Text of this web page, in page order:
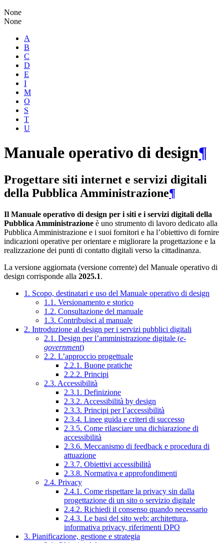
None
None
A
B
C
D
E
I
M
O
S
T
U
Manuale operativo di design¶
Progettare siti internet e servizi digitali
della Pubblica Amministrazione¶
Il Manuale operativo di design per i siti e i servizi digitali della
Pubblica Amministrazione è uno strumento di lavoro dedicato alla
Pubblica Amministrazione e i suoi fornitori e ha l’obiettivo di fornire
indicazioni operative per orientare e migliorare la progettazione e la
realizzazione dei punti di contatto digitali verso la cittadinanza.
La versione aggiornata (versione corrente) del Manuale operativo di
design corrisponde alla 2025.1.
1. Scopo, destinatari e uso del Manuale operativo di design
1.1. Versionamento e storico
1.2. Consultazione del manuale
1.3. Contribuisci al manuale
2. Introduzione al design per i servizi pubblici digitali
2.1. Design per l’amministrazione digitale (e-
government)
2.2. L’approccio progettuale
2.2.1. Buone pratiche
2.2.2. Principi
2.3. Accessibilità
2.3.1. Definizione
2.3.2. Accessibilità by design
2.3.3. Principi per l’accessibilità
2.3.4. Linee guida e criteri di successo
2.3.5. Come rilasciare una dichiarazione di
accessibilità
2.3.6. Meccanismo di feedback e procedura di
attuazione
2.3.7. Obiettivi accessibilità
2.3.8. Normativa e approfondimenti
2.4. Privacy
2.4.1. Come rispettare la privacy sin dalla
progettazione di un sito o servizio digitale
2.4.2. Richiedi il consenso quando necessario
2.4.3. Le basi del sito web: architettura,
informativa privacy, riferimenti DPO
3. Pianificazione, gestione e strategia